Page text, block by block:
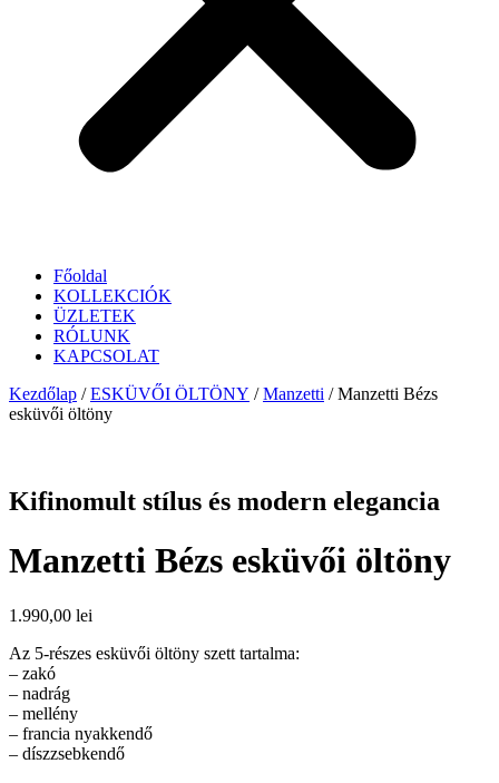
Főoldal
KOLLEKCIÓK
ÜZLETEK
RÓLUNK
KAPCSOLAT
Kezdőlap /ESKÜVŐI ÖLTÖNY /Manzetti / Manzetti Bézs
esküvői öltöny
Kifinomult stílus és modern elegancia
Manzetti Bézs esküvői öltöny
1.990,00 lei
Az 5-részes esküvői öltöny szett tartalma:
– zakó
– nadrág
– mellény
– francia nyakkendő
– díszzsebkendő